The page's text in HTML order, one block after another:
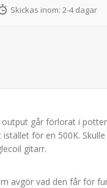
Skickas inom: 2-4 dagar
går förlorat i
för en 500K.
gitarr.
avgör vad den får för